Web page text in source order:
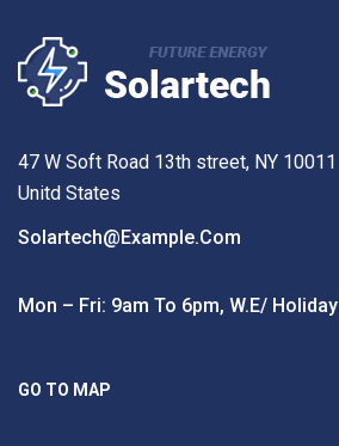
47 W Soft Road 13th street, NY 10011
Unitd States
Solartech@example.com
Mon – Fri: 9am To 6pm, W.e/ Holiday
GO TO MAP